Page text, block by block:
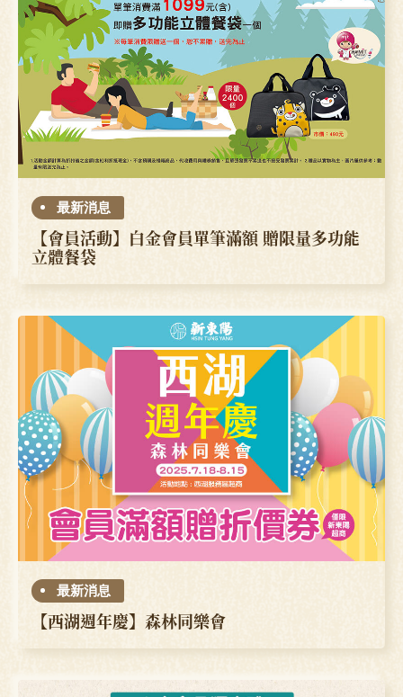
最新消息
【會員活動】白金會員單筆滿額 贈限量多功能
立體餐袋
最新消息
【西湖週年慶】森林同樂會